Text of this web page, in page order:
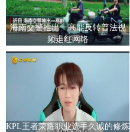
海南交警推出一高能反转普法视
频走红网络
KPL王者荣耀职业选手久诚的修炼